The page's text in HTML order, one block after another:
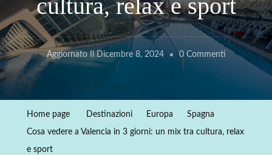
cultura, relax e sport
Aggiornato Il Dicembre 8, 2024 0 CommentiSu
Home page Destinazioni Europa Spagna
Cosa vedere a Valencia in 3 giorni: un mix tra cultura, relax
e sport